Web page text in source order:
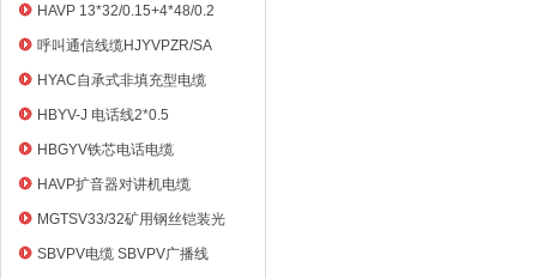
HAVP 13*32/0.15+4*48/0.2
呼叫通信线缆HJYVPZR/SA
HYAC自承式非填充型电缆
HBYV-J 电话线2*0.5
HBGYV铁芯电话电缆
HAVP扩音器对讲机电缆
MGTSV33/32矿用钢丝铠装光
缆
SBVPV电缆 SBVPV广播线